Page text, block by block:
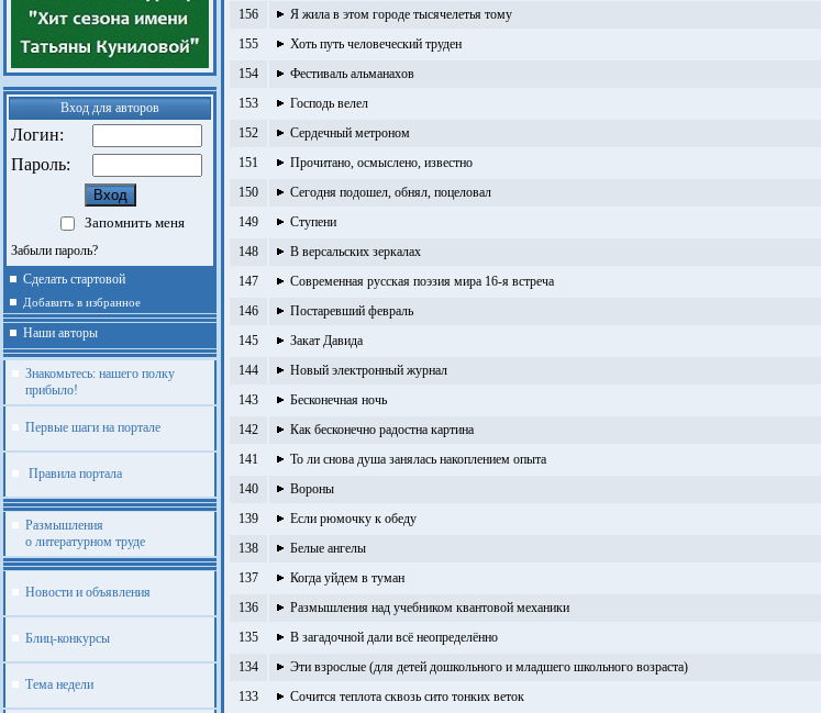
Вход для авторов
Логин:
Пароль:
Запомнить меня
Забыли пароль?
Сделать стартовой
Добавить в избранное
Наши авторы
Знакомьтесь: нашего полку
прибыло!
Первые шаги на портале
Правила портала
Размышления
о литературном труде
Новости и объявления
Блиц-конкурсы
Тема недели
156 Я жила в этом городе тысячелетья тому
155 Хоть путь человеческий труден
154 Фестиваль альманахов
153 Господь велел
152 Сердечный метроном
151 Прочитано, осмыслено, известно
150 Сегодня подошел, обнял, поцеловал
149 Ступени
148 В версальских зеркалах
147 Современная русская поэзия мира 16-я встреча
146 Постаревший февраль
145 Закат Давида
144 Новый электронный журнал
143 Бесконечная ночь
142 Как бесконечно радостна картина
141 То ли снова душа занялась накоплением опыта
140 Вороны
139 Если рюмочку к обеду
138 Белые ангелы
137 Когда уйдем в туман
136 Размышления над учебником квантовой механики
135 В загадочной дали всё неопределённо
134 Эти взрослые (для детей дошкольного и младшего школьного возраста)
133 Сочится теплота сквозь сито тонких веток